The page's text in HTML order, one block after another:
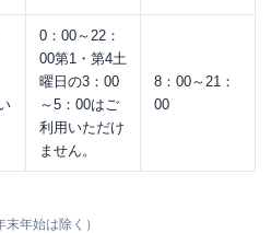
0：00～22：
00第1・第4土
曜日の3：00
～5：00はご
利用いただけ
ません。
8：00～21：
00
年始は除く）